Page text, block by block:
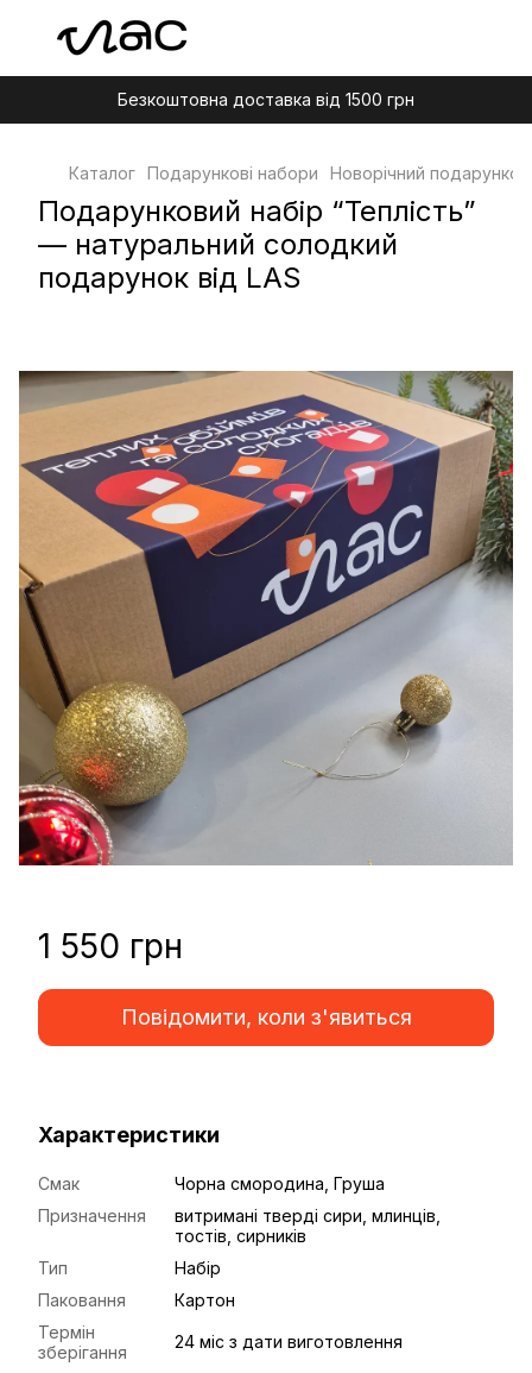
Безкоштовна доставка від 1500 грн
Каталог Подарункові набори Новорічний
Подарунковий набір “Теплість”
— натуральний солодкий
подарунок від LAS
1 550 грн
Повідомити, коли з'явиться
Характеристики
Смак
Чорна смородина, Груша
Призначення
витримані тверді сири, млинців,
тостів, сирників
Тип
Набір
Паковання
Картон
Термін
зберігання
24 міс з дати виготовлення